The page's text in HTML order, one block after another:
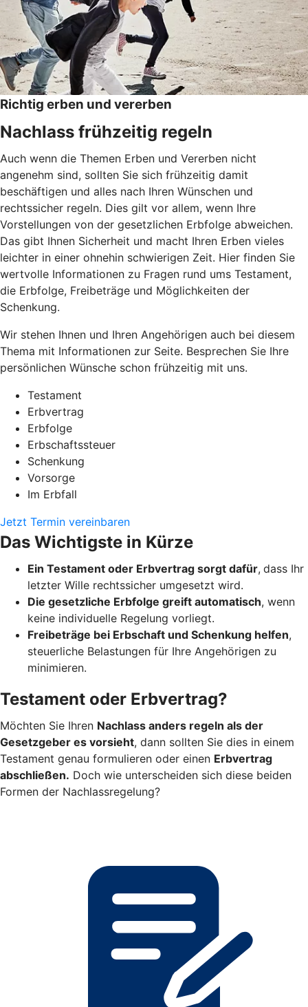
Richtig erben und vererben
Nachlass frühzeitig regeln
Auch wenn die Themen Erben und Vererben nicht
angenehm sind, sollten Sie sich frühzeitig damit
beschäftigen und alles nach Ihren Wünschen und
rechtssicher regeln. Dies gilt vor allem, wenn Ihre
Vorstellungen von der gesetzlichen Erbfolge abweichen.
Das gibt Ihnen Sicherheit und macht Ihren Erben vieles
leichter in einer ohnehin schwierigen Zeit. Hier finden Sie
wertvolle Informationen zu Fragen rund ums Testament,
die Erbfolge, Freibeträge und Möglichkeiten der
Schenkung.
Wir stehen Ihnen und Ihren Angehörigen auch bei diesem
Thema mit Informationen zur Seite. Besprechen Sie Ihre
persönlichen Wünsche schon frühzeitig mit uns.
Testament
Erbvertrag
Erbfolge
Erbschaftssteuer
Schenkung
Vorsorge
Im Erbfall
Jetzt Termin vereinbaren
Das Wichtigste in Kürze
Ein Testament oder Erbvertrag sorgt dafür, dass Ihr
letzter Wille rechtssicher umgesetzt wird.
Die gesetzliche Erbfolge greift automatisch, wenn
keine individuelle Regelung vorliegt.
Freibeträge bei Erbschaft und Schenkung helfen,
steuerliche Belastungen für Ihre Angehörigen zu
minimieren.
Testament oder Erbvertrag?
Möchten Sie Ihren Nachlass anders regeln als der
Gesetzgeber es vorsieht, dann sollten Sie dies in einem
Testament genau formulieren oder einen Erbvertrag
abschließen. Doch wie unterscheiden sich diese beiden
Formen der Nachlassregelung?